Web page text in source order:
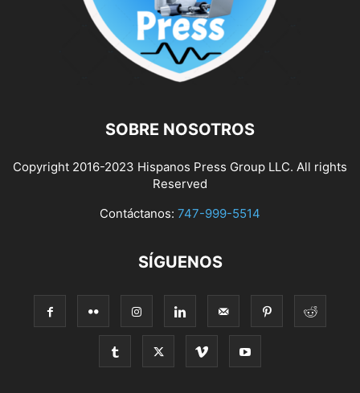
SOBRE NOSOTROS
Copyright 2016-2023 Hispanos Press Group LLC. All rights
Reserved
Contáctanos: 747-999-5514
SÍGUENOS